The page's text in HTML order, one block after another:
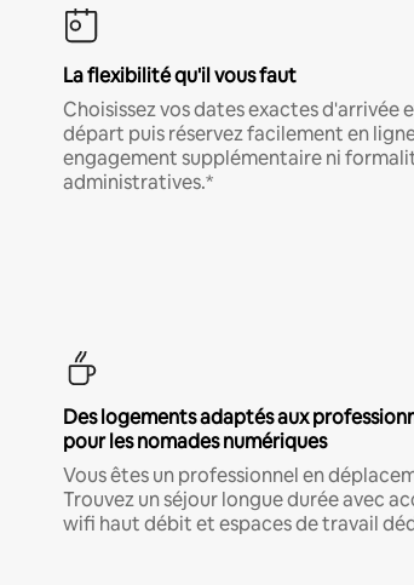
La flexibilité qu'il vous faut
Choisissez vos dates exactes d'arrivée
départ puis réservez facilement en
engagement supplémentaire ni
administratives.*
Des logements adaptés aux
pour les nomades numériques
Vous êtes un professionnel en
Trouvez un séjour longue durée avec
wifi haut débit et espaces de travail